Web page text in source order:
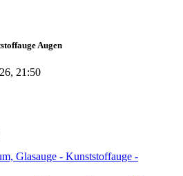
Augen
21:50
Glasauge - Kunststoffauge -